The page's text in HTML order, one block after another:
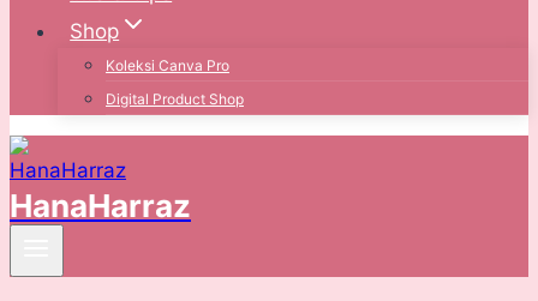
Shop
Koleksi Canva Pro
Digital Product Shop
HanaHarraz